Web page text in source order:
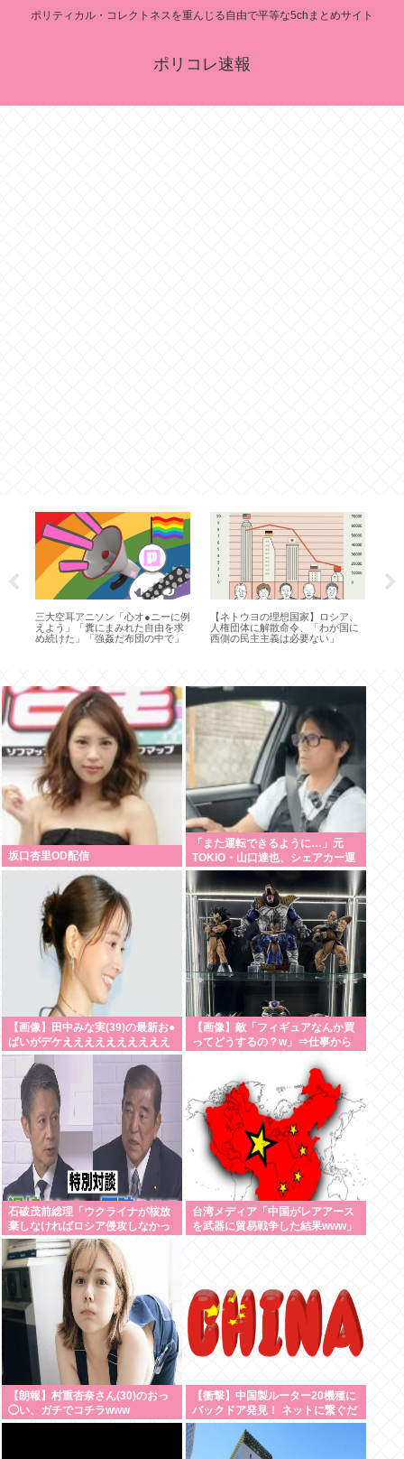
ポリティカル・コレクトネスを重んじる自由で平等な5chまとめサイト
ポリコレ速報
三大空耳アニソン「心オ●ニーに例
えよう」「糞にまみれた自由を求
め続けた」「強姦だ布団の中で」
【ネトウヨの理想国家】ロシア、
人権団体に解散命令、「わが国に
西側の民主主義は必要ない」
坂口杏里OD配信
「また運転できるように…」元
TOKIO・山口達也、シェアカー運
転&ギター演奏姿にファン感動
【画像】田中みな実(39)の最新お●
ぱいがデケええええええええええ
【画像】敵「フィギュアなんか買
ってどうするの？w」⇒仕事から
あったら疲れが吹き飛ぶだろ？
石破茂前総理「ウクライナが核放
棄しなければロシア侵攻しなかっ
た」 広島から考える”平和と安全
保障”
台湾メディア「中国がレアアース
を武器に貿易戦争した結果www」
【朗報】村重杏奈さん(30)のおっ
◯い、ガチでコチラwww
【衝撃】中国製ルーター20機種に
バックドア発見！ ネットに繋ぐだ
けで35秒ごとに中国のサーバーと
通信